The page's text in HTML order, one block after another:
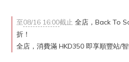
至08/16 16:00截止 全店，Back To
折！
全店，消費滿 HKD350 即享順豐站/智